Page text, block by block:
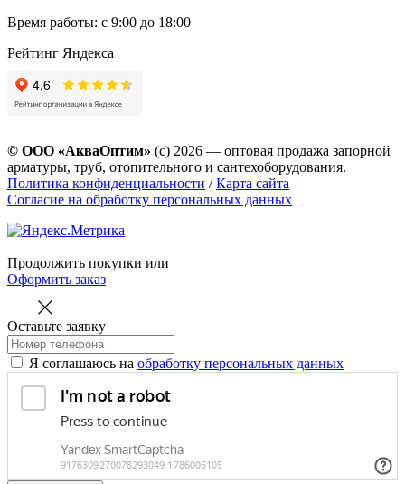
Время работы: с 9:00 до 18:00
Рейтинг Яндекса
© ООО «АкваОптим» (с) 2026 — оптовая продажа запорной
арматуры, труб, отопительного и сантехоборудования.
Политика конфиденциальности /Карта сайта
Согласие на обработку персональных данных
Продолжить покупки или
Оформить заказ
Оставьте заявку
Я соглашаюсь на обработку персональных данных